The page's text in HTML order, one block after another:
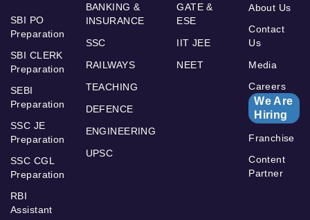
SBI PO
Preparation
SBI CLERK
Preparation
SEBI
Preparation
SSC JE
Preparation
SSC CGL
Preparation
RBI
Assistant
BANKING &
INSURANCE
SSC
RAILWAYS
TEACHING
DEFENCE
ENGINEERING
UPSC
GATE &
ESE
IIT JEE
NEET
About Us
Contact
Us
Media
Careers
We Are
Hiring
Franchise
Content
Partner